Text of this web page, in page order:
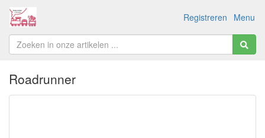
Menu
Registreren
Roadrunner